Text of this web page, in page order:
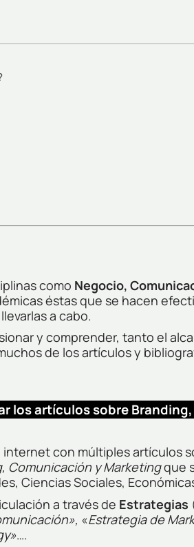
como Negocio,
éstas que se hacen
a cabo.
y comprender, tanto el
de los artículos y
los artículos sobre
con múltiples artículos
Comunicación y Marketingque
Ciencias Sociales,
a través de Estrategias
«Estrategia de
….